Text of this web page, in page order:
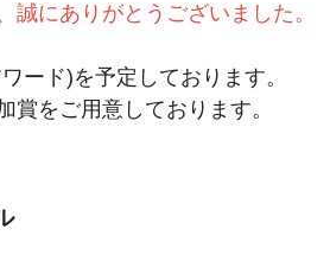
にありがとうございました。
ード)を予定しております。
をご用意しております。